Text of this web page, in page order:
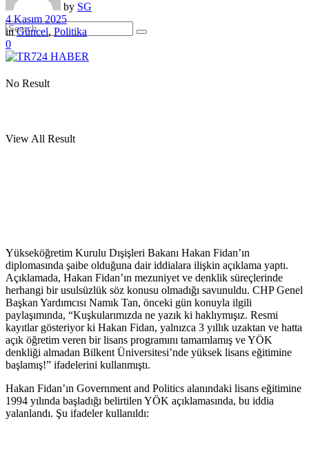
No Result
View All Result
by SG
4 Kasım 2025
in Güncel, Politika
0
Yükseköğretim Kurulu Dışişleri Bakanı Hakan Fidan’ın
diplomasında şaibe olduğuna dair iddialara ilişkin açıklama yaptı.
Açıklamada, Hakan Fidan’ın mezuniyet ve denklik süreçlerinde
herhangi bir usulsüzlük söz konusu olmadığı savunuldu. CHP Genel
Başkan Yardımcısı Namık Tan, önceki gün konuyla ilgili
paylaşımında, “Kuşkularımızda ne yazık ki haklıymışız. Resmi
kayıtlar gösteriyor ki Hakan Fidan, yalnızca 3 yıllık uzaktan ve hatta
açık öğretim veren bir lisans programını tamamlamış ve YÖK
denkliği almadan Bilkent Üniversitesi’nde yüksek lisans eğitimine
başlamış!” ifadelerini kullanmıştı.
Hakan Fidan’ın Government and Politics alanındaki lisans eğitimine
1994 yılında başladığı belirtilen YÖK açıklamasında, bu iddia
yalanlandı. Şu ifadeler kullanıldı: